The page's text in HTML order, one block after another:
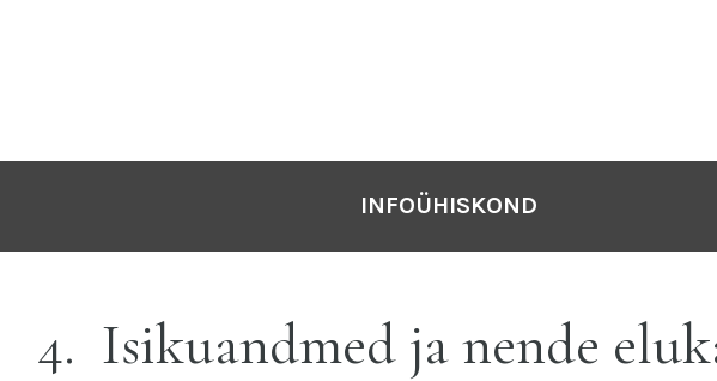
INFOÜHISKOND
4 Isikuandmed ja nende